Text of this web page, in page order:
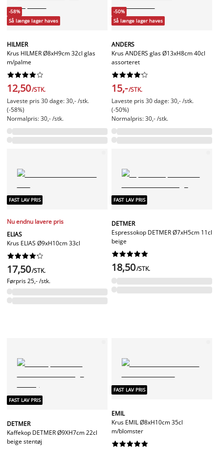
-58%
Så længe lager haves
HILMER
Krus HILMER Ø8xH9cm 32cl glas
m/palme






12,50/STK.
Laveste pris 30 dage: 30,- /stk.
(-58%)
Normalpris: 30,- /stk.
-50%
Så længe lager haves
ANDERS
Krus ANDERS glas Ø13xH8cm 40cl
assorteret






15,-/STK.
Laveste pris 30 dage: 30,- /stk.
(-50%)
Normalpris: 30,- /stk.
FAST LAV PRIS
Nu endnu lavere pris
ELIAS
Krus ELIAS Ø9xH10cm 33cl






17,50/STK.
Førpris25,- /stk.
FAST LAV PRIS
DETMER
Espressokop DETMER Ø7xH5cm 11cl
beige






18,50/STK.
FAST LAV PRIS
DETMER
Kaffekop DETMER Ø9XH7cm 22cl
beige stentøj
FAST LAV PRIS
EMIL
Krus EMIL Ø8xH10cm 35cl
m/blomster





